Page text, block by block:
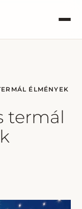
ÉLMÉNYEK
termál